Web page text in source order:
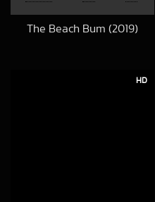
The Beach Bum (2019)
HD